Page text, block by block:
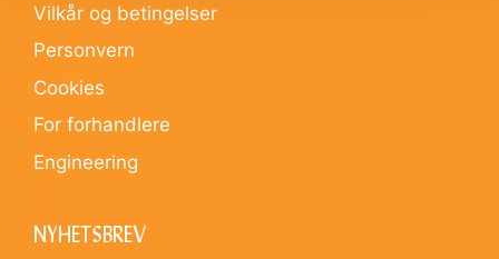
Vilkår og betingelser
Personvern
Cookies
For forhandlere
Engineering
NYHETSBREV